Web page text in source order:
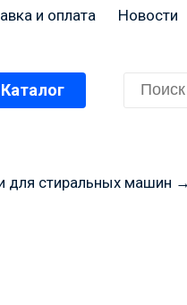
и оплата Новости
Каталог
для стиральных машин →